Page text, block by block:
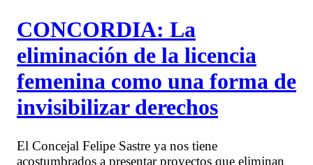
CONCORDIA: La
eliminación de la licencia
femenina como una forma de
invisibilizar derechos
El Concejal Felipe Sastre ya nos tiene
acostumbrados a presentar proyectos que eliminan